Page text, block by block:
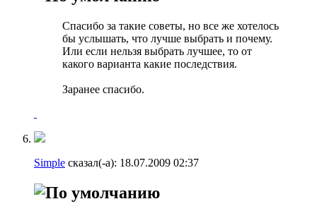
Спасибо за такие советы, но все же хотелось
бы услышать, что лучше выбрать и почему.
Или если нельзя выбрать лучшее, то от
какого варианта какие последствия.
Заранее спасибо.
Simple сказал(-а): 18.07.2009 02:37